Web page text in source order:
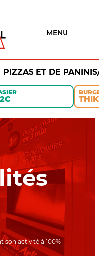
MENU
ET DE
THIK
son activité à 100%